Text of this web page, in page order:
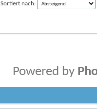
Sortiert nach:
Powered by